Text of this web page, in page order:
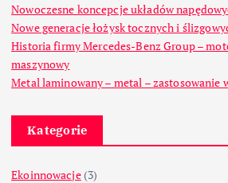
Nowoczesne koncepcje układów
Nowe generacje łożysk tocznych i
Historia firmy Mercedes-Benz Group –
maszynowy
Metal laminowany – metal – zastosowanie
Kategorie
Ekoinnowacje(3)